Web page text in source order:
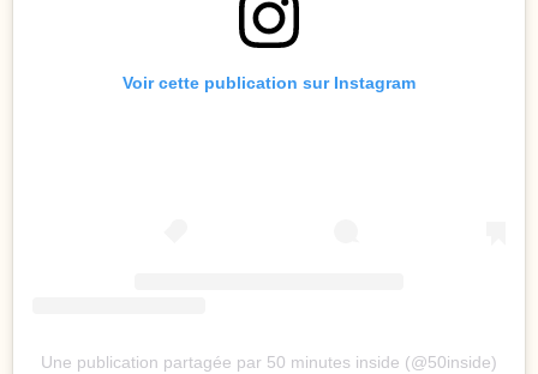
Voir cette publication sur Instagram
Une publication partagée par 50 minutes inside (@50inside)